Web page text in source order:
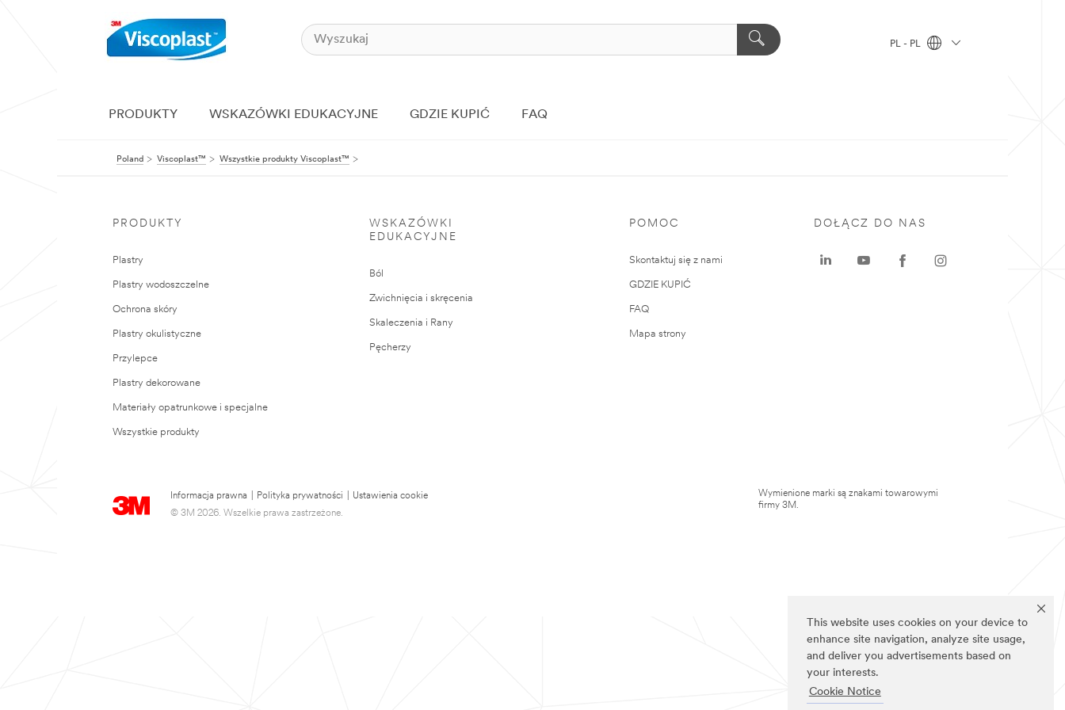
This website uses cookies on your device to
enhance site navigation, analyze site usage,
and deliver you advertisements based on
your interests.
Cookie Notice
PL - PL
PRODUKTY WSKAZÓWKI EDUKACYJNE GDZIE KUPIĆ FAQ
Poland Viscoplast™ Wszystkie produkty Viscoplast™
PRODUKTY
Plastry
Plastry wodoszczelne
Ochrona skóry
Plastry okulistyczne
Przylepce
Plastry dekorowane
Materiały opatrunkowe i specjalne
Wszystkie produkty
WSKAZÓWKI
EDUKACYJNE
Ból
Zwichnięcia i skręcenia
Skaleczenia i Rany
Pęcherzy
POMOC
Skontaktuj się z nami
GDZIE KUPIĆ
FAQ
Mapa strony
Informacja prawna Polityka prywatności
Ustawienia cookie
© 3M 2026. Wszelkie prawa zastrzeżone.
DOŁĄCZ DO NAS
Wymienione marki są znakami towarowymi
firmy 3M.